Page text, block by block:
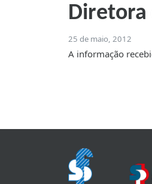
Diretora
25 de maio, 2012
A informação